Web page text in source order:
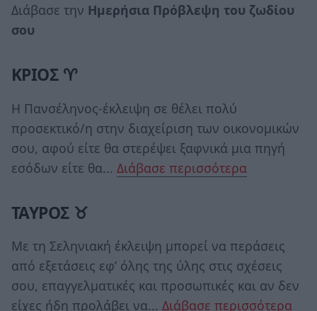
Διάβασε την Ημερήσια Πρόβλεψη του ζωδίου
σου
ΚΡΙΟΣ ♈
Η Πανσέληνος-έκλειψη σε θέλει πολύ
προσεκτικό/η στην διαχείριση των οικονομικών
σου, αφού είτε θα στερέψει ξαφνικά μια πηγή
εσόδων είτε θα... Διάβασε περισσότερα
ΤΑΥΡΟΣ ♉
Με τη Σεληνιακή έκλειψη μπορεί να περάσεις
από εξετάσεις εφ’ όλης της ύλης στις σχέσεις
σου, επαγγελματικές και προσωπικές και αν δεν
είχες ήδη προλάβει να... Διάβασε περισσότερα